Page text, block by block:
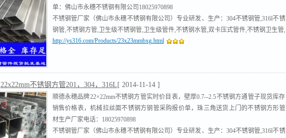
单：佛山市永穗不锈钢有限公司18025970898
不锈钢管厂家（佛山市永穗不锈钢有限公司）专业研发、生产：304不锈钢管,316l不锈
钢管,不锈钢方管,卫生级不锈钢管,卫生级管件,不锈钢水管,双卡压式管件,不锈钢卫生管,
不锈钢圆管,沟槽式管件,不锈钢工业流体管 [查看]
http://ys316.com/Products/23x23mmbxg.html
22x22mm不锈钢方管201，304，316L [ 2014-11-14 ]
顺德永穗品牌22×22mm不锈钢方管实时价目表，壁厚0.7--2.5不锈钢方通管子现货库存
销售价格表，机械拉丝面不锈钢方钢管采购报价单，珠三角送货上门的不锈钢方形管
材生产厂家电话：18025970898
不锈钢管厂家（佛山市永穗不锈钢有限公司）专业研发、生产：304不锈钢管,316l不锈